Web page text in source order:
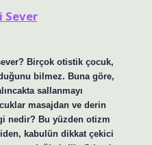
Sever
Birçok otistik çocuk,
bilmez. Buna göre,
sallanmayı
masajdan ve derin
nedir? Bu yüzden otizm
kabulün dikkat çekici